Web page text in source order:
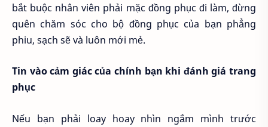
bắt buộc nhân viên phải mặc đồng phục đi làm, đừng
quên chăm sóc cho bộ đồng phục của bạn phẳng
phiu, sạch sẽ và luôn mới mẻ.
Tin vào cảm giác của chính bạn khi đánh giá trang
phục
Nếu bạn phải loay hoay nhìn ngắm mình trước